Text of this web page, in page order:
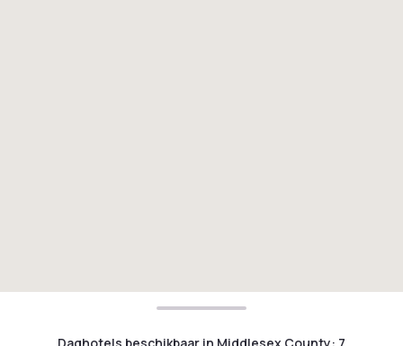
Daghotels beschikbaar in Middlesex County: 7